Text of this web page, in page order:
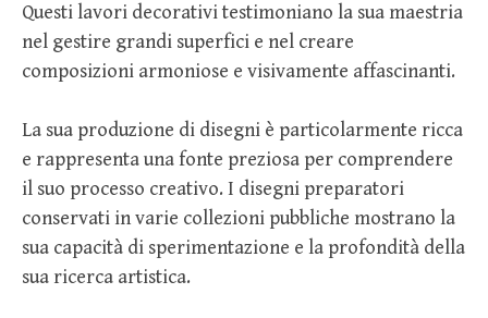
Questi lavori decorativi testimoniano la sua maestria
nel gestire grandi superfici e nel creare
composizioni armoniose e visivamente affascinanti.
La sua produzione di disegni è particolarmente ricca
e rappresenta una fonte preziosa per comprendere
il suo processo creativo. I disegni preparatori
conservati in varie collezioni pubbliche mostrano la
sua capacità di sperimentazione e la profondità della
sua ricerca artistica.